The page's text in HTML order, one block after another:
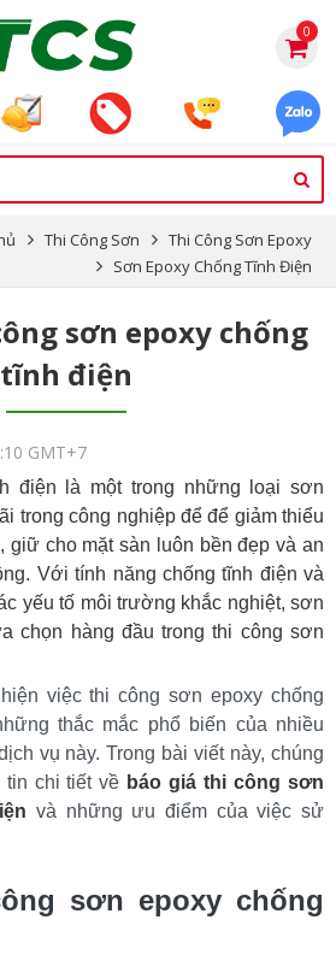
0
Thi Công Sơn
Thi Công Sơn Epoxy
Sơn Epoxy Chống Tĩnh Điện
sơn epoxy chống
tĩnh điện
GMT+7
điện là một trong những loại sơn
trong công nghiệp để để giảm thiểu
giữ cho mặt sàn luôn bền đẹp và an
Với tính năng chống tĩnh điện và
yếu tố môi trường khắc nghiệt, sơn
chọn hàng đầu trong thi công sơn
việc thi công sơn epoxy chống
thắc mắc phổ biến của nhiều
vụ này. Trong bài viết này, chúng
tin chi tiết về báo giá thi công sơn
và những ưu điểm của việc sử
sơn epoxy chống